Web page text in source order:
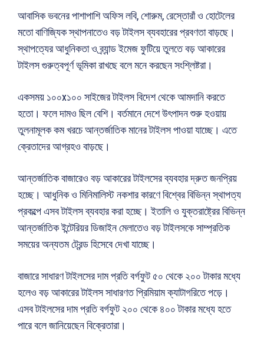
আবাসিক ভবনের পাশাপাশি অফিস লবি, শোরুম, রেস্তোরাঁ ও হোটেলের
মতো বাণিজ্যিক স্থাপনাতেও বড় টাইলস ব্যবহারের প্রবণতা বাড়ছে।
স্থাপত্যের আধুনিকতা ও ব্র্যান্ড ইমেজ ফুটিয়ে তুলতে বড় আকারের
টাইলস গুরুত্বপূর্ণ ভূমিকা রাখছে বলে মনে করছেন সংশ্লিষ্টরা।
একসময় ১০০x১০০ সাইজের টাইলস বিদেশ থেকে আমদানি করতে
হতো। ফলে দামও ছিল বেশি। বর্তমানে দেশে উৎপাদন শুরু হওয়ায়
তুলনামূলক কম খরচে আন্তর্জাতিক মানের টাইলস পাওয়া যাচ্ছে। এতে
ক্রেতাদের আগ্রহও বাড়ছে।
আন্তর্জাতিক বাজারেও বড় আকারের টাইলসের ব্যবহার দ্রুত জনপ্রিয়
হচ্ছে। আধুনিক ও মিনিমালিস্ট নকশার কারণে বিশ্বের বিভিন্ন স্থাপত্য
প্রকল্পে এসব টাইলস ব্যবহার করা হচ্ছে। ইতালি ও যুক্তরাষ্ট্রের বিভিন্ন
আন্তর্জাতিক ইন্টেরিয়র ডিজাইন মেলাতেও বড় টাইলসকে সাম্প্রতিক
সময়ের অন্যতম ট্রেন্ড হিসেবে দেখা যাচ্ছে।
বাজারে সাধারণ টাইলসের দাম প্রতি বর্গফুট ৫০ থেকে ২০০ টাকার মধ্যে
হলেও বড় আকারের টাইলস সাধারণত প্রিমিয়াম ক্যাটাগরিতে পড়ে।
এসব টাইলসের দাম প্রতি বর্গফুট ২০০ থেকে ৪০০ টাকার মধ্যে হতে
পারে বলে জানিয়েছেন বিক্রেতারা।